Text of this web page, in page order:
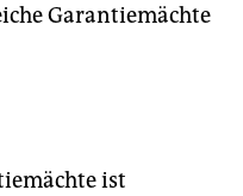
Garantiemächte
ist